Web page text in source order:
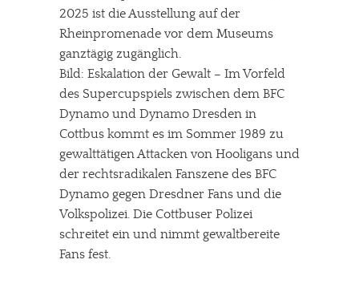
2025 ist die Ausstellung auf der
Rheinpromenade vor dem Museums
ganztägig zugänglich.
Bild: Eskalation der Gewalt – Im Vorfeld
des Supercupspiels zwischen dem BFC
Dynamo und Dynamo Dresden in
Cottbus kommt es im Sommer 1989 zu
gewalttätigen Attacken von Hooligans und
der rechtsradikalen Fanszene des BFC
Dynamo gegen Dresdner Fans und die
Volkspolizei. Die Cottbuser Polizei
schreitet ein und nimmt gewaltbereite
Fans fest.